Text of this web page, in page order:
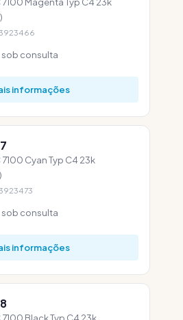
sob consulta
informações
7100 Cyan Typ C4 23k
sob consulta
informações
7100 Black Typ C4 23k